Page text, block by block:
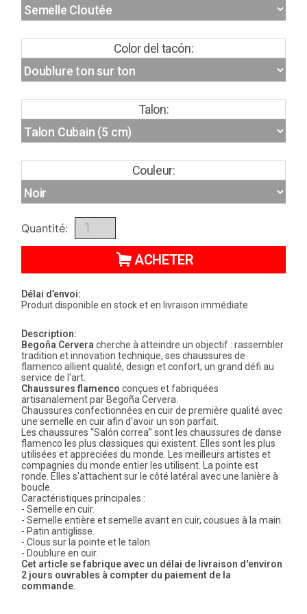
Color del tacón:
Talon:
Couleur:
Quantité:
ACHETER
Délai d’envoi:
Produit disponible en stock et en livraison immédiate
Description:
Begoña Cervera cherche à atteindre un objectif : rassembler
tradition et innovation technique, ses chaussures de
flamenco allient qualité, design et confort; un grand défi au
service de l'art.
Chaussures flamenco conçues et fabriquées
artisanalement par Begoña Cervera.
Chaussures confectionnées en cuir de première qualité avec
une semelle en cuir afin d'avoir un son parfait.
Les chaussures “Salón correa” sont les chaussures de danse
flamenco les plus classiques qui existent. Elles sont les plus
utilisées et appreciées du monde. Les meilleurs artistes et
compagnies du monde entier les utilisent. La pointe est
ronde. Elles s'attachent sur le côté latéral avec une lanière à
boucle.
Caractéristiques principales :
- Semelle en cuir.
- Semelle entière et semelle avant en cuir, cousues à la main.
- Patin antiglisse.
- Clous sur la pointe et le talon.
- Doublure en cuir.
Cet article se fabrique avec un délai de livraison d'environ
2 jours ouvrables à compter du paiement de la
commande.